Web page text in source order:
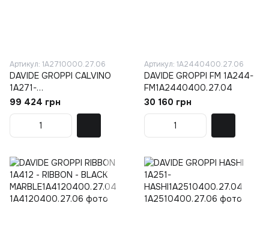
Артикул: 1A2710000.27.06
DAVIDE GROPPI CALVINO
1A271-
CALVINO1A2710000.27.04
99 424 грн
Артикул: 1A2440400.27.06
DAVIDE GROPPI FM 1A244-
FM1A2440400.27.04
30 160 грн